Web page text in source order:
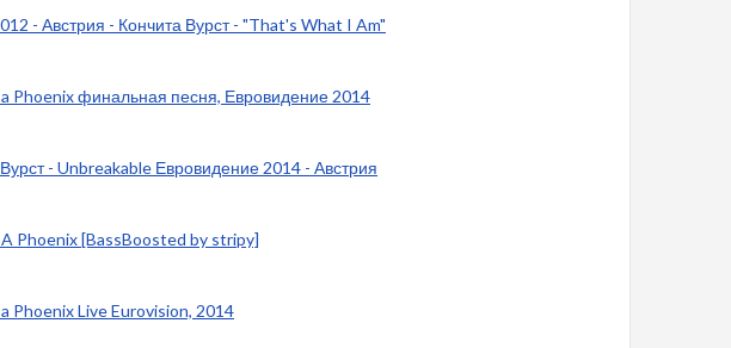
- Австрия - Кончита Вурст - "That's What I Am"
a Phoenix финальная песня, Евровидение 2014
- Unbreakable Евровидение 2014 - Австрия
A Phoenix [BassBoosted by stripy]
Phoenix Live Eurovision, 2014